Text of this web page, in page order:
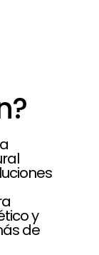
y
de